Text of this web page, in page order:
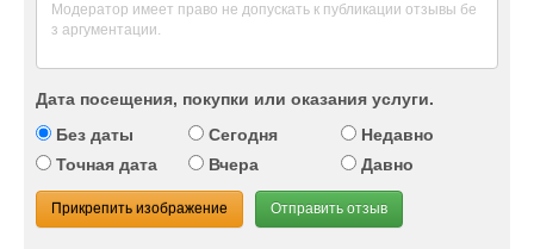
Дата посещения, покупки или оказания услуги.
Без даты
Сегодня
Недавно
Точная дата
Вчера Давно
Прикрепить изображение Отправить отзыв